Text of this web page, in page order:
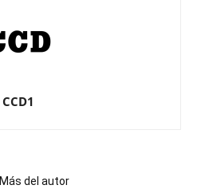
CCD1
Más del autor